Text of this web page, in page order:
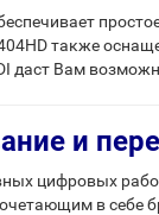
также
даст Вам
и
цифровых
в себе